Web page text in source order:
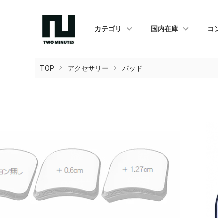
カテゴリ 国内在庫 コ
TOP アクセサリー パッド